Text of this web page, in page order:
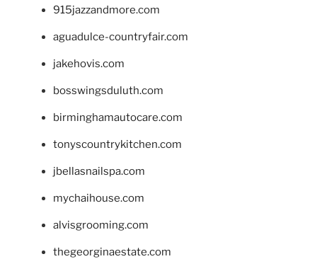
915jazzandmore.com
aguadulce-countryfair.com
jakehovis.com
bosswingsduluth.com
birminghamautocare.com
tonyscountrykitchen.com
jbellasnailspa.com
mychaihouse.com
alvisgrooming.com
thegeorginaestate.com